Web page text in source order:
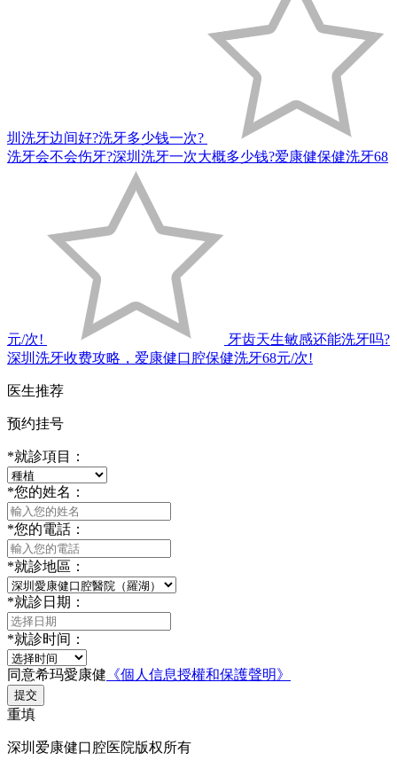
圳洗牙边间好?洗牙多少钱一次?
洗牙会不会伤牙?深圳洗牙一次大概多少钱?爱康健保健洗牙68
元/次!
牙齿天生敏感还能洗牙吗?
深圳洗牙收费攻略，爱康健口腔保健洗牙68元/次!
医生推荐
预约挂号
*就診項目：
*您的姓名：
*您的電話：
*就診地區：
*就診日期：
*就診时间：
同意希玛愛康健 《個人信息授權和保護聲明》
提交
重填
深圳爱康健口腔医院版权所有